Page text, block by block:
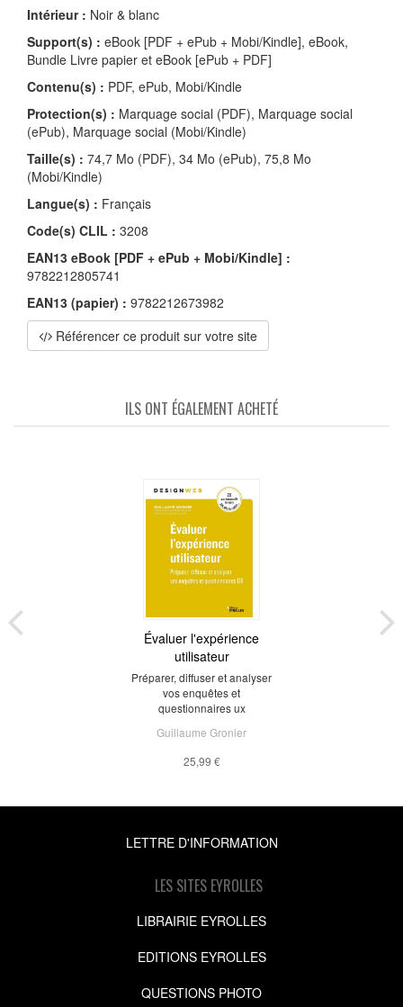
Intérieur : Noir & blanc
Support(s) : eBook [PDF + ePub + Mobi/Kindle], eBook,
Bundle Livre papier et eBook [ePub + PDF]
Contenu(s) : PDF, ePub, Mobi/Kindle
Protection(s) : Marquage social (PDF), Marquage social
(ePub), Marquage social (Mobi/Kindle)
Taille(s) : 74,7 Mo (PDF), 34 Mo (ePub), 75,8 Mo
(Mobi/Kindle)
Langue(s) : Français
Code(s) CLIL : 3208
EAN13 eBook [PDF + ePub + Mobi/Kindle] :
9782212805741
EAN13 (papier) : 9782212673982
Référencer ce produit sur votre site
ILS ONT ÉGALEMENT ACHETÉ
Évaluer l'expérience
utilisateur
Préparer, diffuser et analyser
vos enquêtes et
questionnaires ux
Guillaume Gronier
25,99 €
LETTRE D'INFORMATION
LES SITES EYROLLES
LIBRAIRIE EYROLLES
EDITIONS EYROLLES
QUESTIONS PHOTO